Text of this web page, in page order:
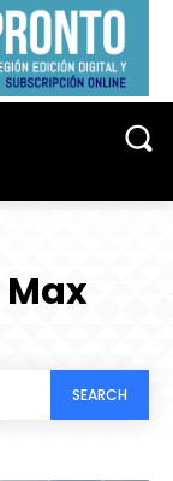
Max
SEARCH